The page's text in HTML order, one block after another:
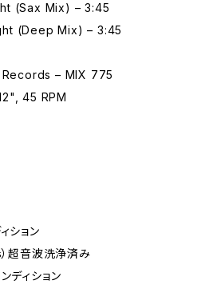
(Sax Mix) – 3:45
(Deep Mix) – 3:45
Records – MIX 775
45 RPM
ション
超音波洗浄済み
ディション